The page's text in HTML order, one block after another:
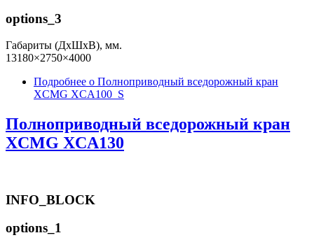
options_3
Габариты (ДхШхВ), мм.
13180×2750×4000
Подробнее о Полноприводный вседорожный кран
XCMG XCA100_S
Полноприводный вседорожный кран
XCMG XCA130
INFO_BLOCK
options_1